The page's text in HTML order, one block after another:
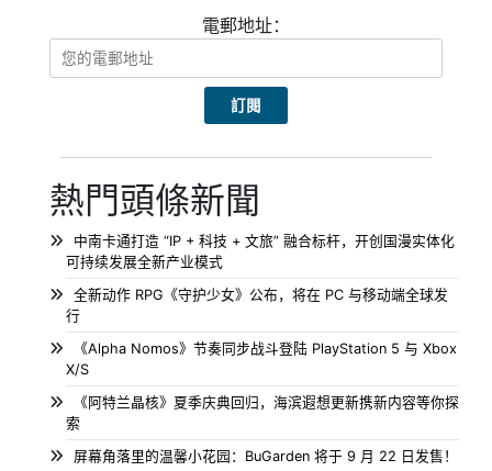
電郵地址：
熱門頭條新聞
中南卡通打造 “IP + 科技 + 文旅” 融合标杆，开创国漫实体化
可持续发展全新产业模式
全新动作 RPG《守护少女》公布，将在 PC 与移动端全球发
行
《Alpha Nomos》节奏同步战斗登陆 PlayStation 5 与 Xbox
X/S
《阿特兰晶核》夏季庆典回归，海滨遐想更新携新内容等你探
索
屏幕角落里的温馨小花园：BuGarden 将于 9 月 22 日发售！